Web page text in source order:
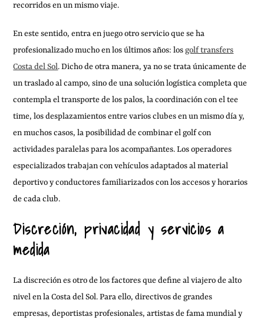
recorridos en un mismo viaje.
En este sentido, entra en juego otro servicio que se ha
profesionalizado mucho en los últimos años: losgolf transfers
Costa del Sol. Dicho de otra manera, ya no se trata únicamente de
un traslado al campo, sino de una solución logística completa que
contempla el transporte de los palos, la coordinación con el tee
time, los desplazamientos entre varios clubes en un mismo día y,
en muchos casos, la posibilidad de combinar el golf con
actividades paralelas para los acompañantes. Los operadores
especializados trabajan con vehículos adaptados al material
deportivo y conductores familiarizados con los accesos y horarios
de cada club.
Discreción, privacidad y servicios a
medida
La discreción es otro de los factores que define al viajero de alto
nivel en la Costa del Sol. Para ello, directivos de grandes
empresas, deportistas profesionales, artistas de fama mundial y